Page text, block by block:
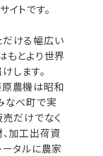
トです。
だける幅広い
もとより世界
します。
原農機は昭和
なべ町で実
だけでなく
加工出荷資
ータルに農家